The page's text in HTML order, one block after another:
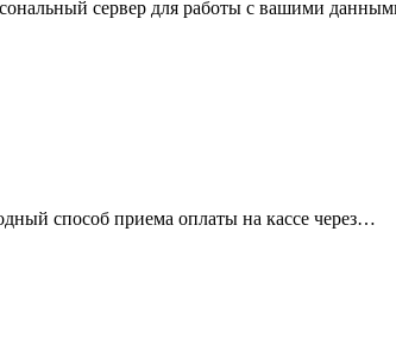
сервер для работы с вашими
способ приема оплаты на кассе через…